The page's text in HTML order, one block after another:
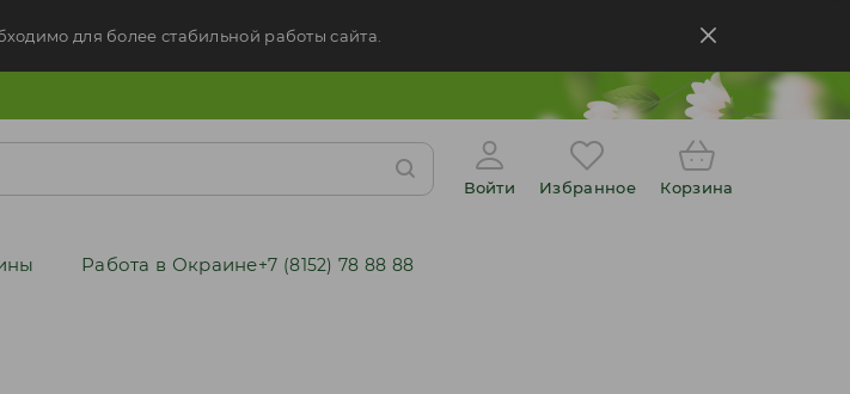
для более стабильной работы сайта.
Войти Избранное Корзина
Работа в Окраине+7 (8152) 78 88 88